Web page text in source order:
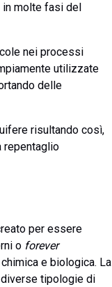
in molte fasi del
nei processi
utilizzate
delle
risultando così,
repentaglio
per essere
o forever
e biologica. La
diverse tipologie di